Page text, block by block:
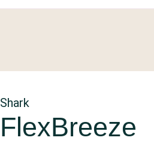
Shark
FlexBreeze